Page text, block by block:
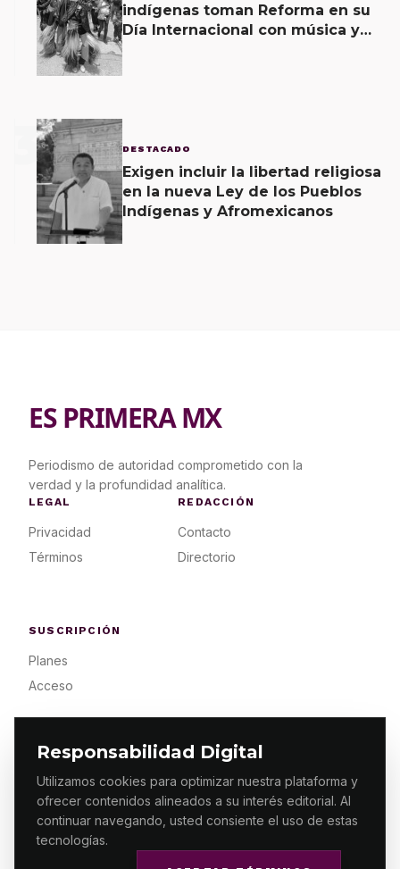
Responsabilidad Digital
Utilizamos cookies para optimizar nuestra plataforma y
ofrecer contenidos alineados a su interés editorial. Al
continuar navegando, usted consiente el uso de estas
tecnologías.
indígenas toman Reforma en su
Día Internacional con música y
3 DESTACADO
Exigen incluir la libertad religiosa
en la nueva Ley de los Pueblos
Indígenas y Afromexicanos
ES PRIMERA MX
Periodismo de autoridad comprometido con la
verdad y la profundidad analítica.
LEGAL
Privacidad
Términos
REDACCIÓN
Contacto
Directorio
SUSCRIPCIÓN
Planes
Acceso
© 2026 ES PRIMERA MX. ALGUNOS DERECHOS
RESERVADOS / DESIGNMAKING.MX